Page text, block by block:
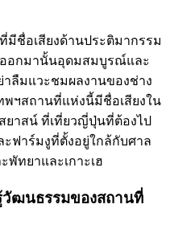
มีชื่อเสียงด้านประติมากรรม
อกมานั้นอุดมสมบูรณ์และ
าลืมแวะชมผลงานของช่าง
พฯสถานที่แห่งนี้มีชื่อเสียงใน
าสน์ ที่เที่ยวญี่ปุ่นที่ต้องไป
ฟาร์มงูที่ตั้งอยู่ใกล้กับศาล
พัทยาและเกาะเฮ
วัฒนธรรมของสถานที่